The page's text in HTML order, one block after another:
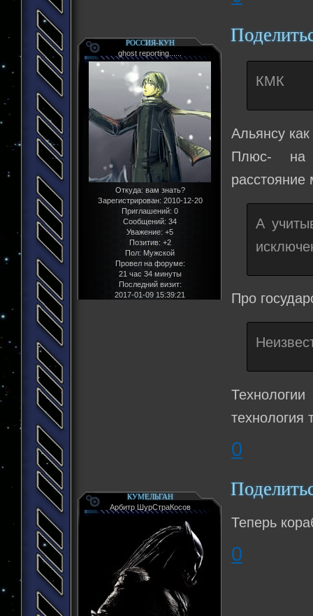
РОССИЯ-КУН
ghost reporting......
Откуда: вам знать?
Зарегистрирован: 2010-12-20
Приглашений: 0
Сообщений: 34
Уважение: +5
Позитив: +2
Пол: Мужской
Провел на форуме:
21 час 34 минуты
Последний визит:
2017-01-09 15:39:21
КМК
Альянсу
Плюс- на
А
Про
технология
0
КУМЕЛЬГАН
Арбитр ШурСтраКосов
Теперь
0